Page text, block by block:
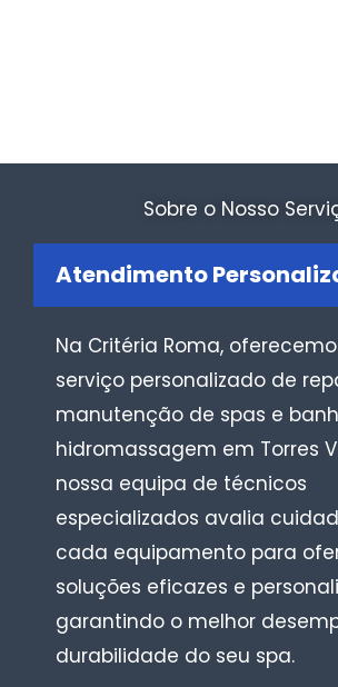
Sobre o Nosso
Atendimento
Na Critéria Roma,
serviço personalizado de
manutenção de spas e
hidromassagem em Torres
nossa equipa de técnicos
especializados avalia
cada equipamento para
soluções eficazes e
garantindo o melhor
durabilidade do seu spa.